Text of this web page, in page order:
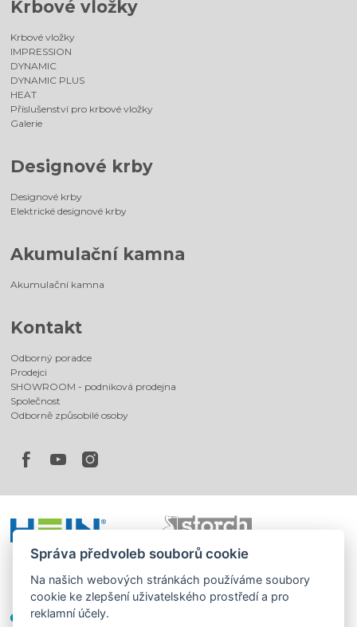
Krbové vložky
Krbové vložky
IMPRESSION
DYNAMIC
DYNAMIC PLUS
HEAT
Příslušenství pro krbové vložky
Galerie
Designové krby
Designové krby
Elektrické designové krby
Akumulační kamna
Akumulační kamna
Kontakt
Odborný poradce
Prodejci
SHOWROOM - podniková prodejna
Společnost
Odborně způsobilé osoby
Správa předvoleb souborů cookie
Na našich webových stránkách používáme soubory
cookie ke zlepšení uživatelského prostředí a pro
reklamní účely.